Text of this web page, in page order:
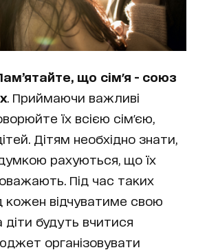
що сім'я - союз
. Приймаючи важливі
їх всією сім'єю,
Дітям необхідно знати,
рахуються, що їх
Під час таких
кожен відчуватиме свою
діти будуть вчитися
організовувати